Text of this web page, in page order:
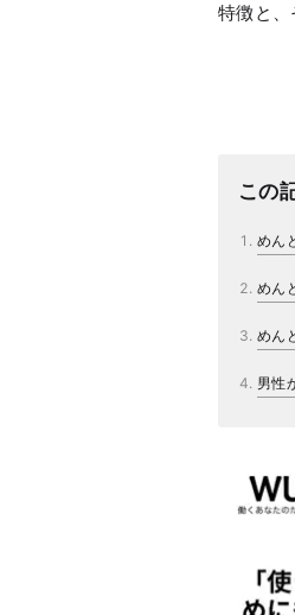
特徴と、
この
めん
めん
めん
男性